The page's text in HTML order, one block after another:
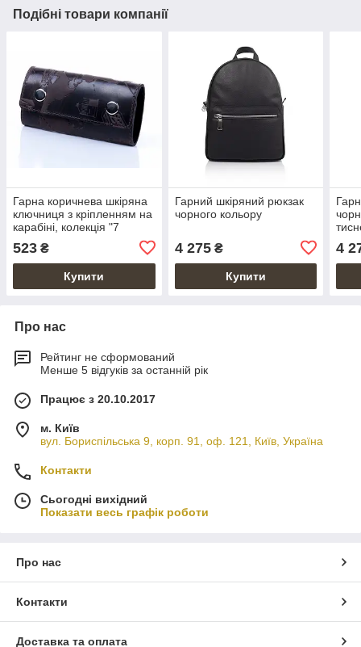
Подібні товари компанії
Гарна коричнева шкіряна
ключниця з кріпленням на
карабіні, колекція "7
523 ₴
Купити
Гарний шкіряний рюкзак
чорного кольору
4 275₴
Купити
4
Про нас
Рейтинг не сформований
Менше 5 відгуків за останній рік
Працює з 20.10.2017
м. Київ
вул. Бориспільська 9, корп. 91, оф. 121, Київ, Україна
Контакти
Сьогодні вихідний
Показати весь графік роботи
Про нас
Контакти
Доставка та оплата